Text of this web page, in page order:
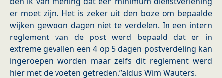
er moet zijn. Het is zeker uit den boze om bepaalde
wijken gewoon dagen niet te verdelen. In een intern
reglement van de post werd bepaald dat er in
extreme gevallen een 4 op 5 dagen postverdeling kan
ingeroepen worden maar zelfs dit reglement werd
hier met de voeten getreden.”aldus Wim Wauters.